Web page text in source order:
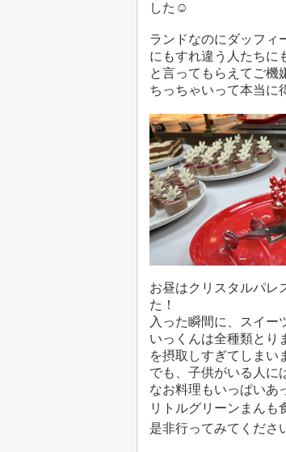
した☺
ランドなのにダッフィ
にもすれ違う人たち
と言ってもらえてご機
ちっちゃいって本当に
お昼はクリスタルパレ
た！
入った瞬間に、スイー
いっくんは全種類とり
を摂取しすぎてしまい
でも、子供がいる人に
なお料理もいっぱいあ
リトルグリーンまん
是非行ってみてくださ